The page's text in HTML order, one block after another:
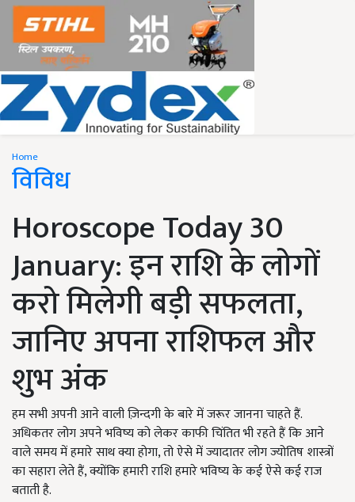
Home
विविध
Horoscope Today 30
January: इन राशि के लोगों
करो मिलेगी बड़ी सफलता,
जानिए अपना राशिफल और
शुभ अंक
हम सभी अपनी आने वाली ज़िन्दगी के बारे में जरूर जानना चाहते हैं.
अधिकतर लोग अपने भविष्य को लेकर काफी चिंतित भी रहते हैं कि आने
वाले समय में हमारे साथ क्या होगा, तो ऐसे में ज्यादातर लोग ज्योतिष शास्त्रों
का सहारा लेते हैं, क्योंकि हमारी राशि हमारे भविष्य के कई ऐसे कई राज
बताती है.